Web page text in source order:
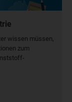
wissen müssen,
zum